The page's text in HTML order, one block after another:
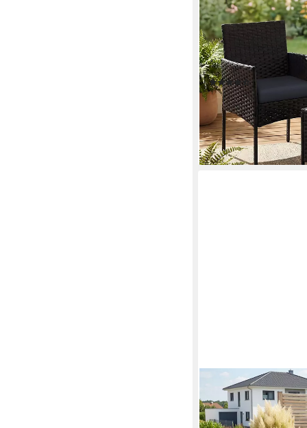
SONGMICS
Gartenlounge-Set
Terrasse, Balkon,
Gartentisch, mit
Polyrattan,
(59)
89,99 € UVP 189,99 €
-53%
lieferbar - in 4-5
KONIFERA
Gartenlounge-Set St.
Sessel,1x Tisch